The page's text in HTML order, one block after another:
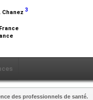
Chanez 3
des professionnels de santé.